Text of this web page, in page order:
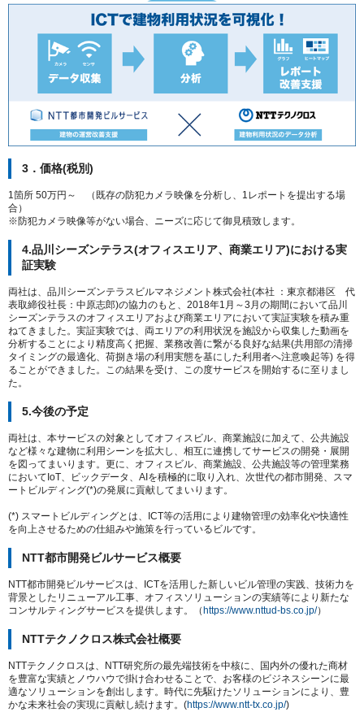
3．価格(税別)
1箇所 50万円～ （既存の防犯カメラ映像を分析し、1レポートを提出する場
合）
※防犯カメラ映像等がない場合、ニーズに応じて御見積致します。
4.品川シーズンテラス(オフィスエリア、商業エリア)における実
証実験
両社は、品川シーズンテラスビルマネジメント株式会社(本社 ：東京都港区 代
表取締役社長：中原志郎)の協力のもと、2018年1月～3月の期間において品川
シーズンテラスのオフィスエリアおよび商業エリアにおいて実証実験を積み重
ねてきました。実証実験では、両エリアの利用状況を施設から収集した動画を
分析することにより精度高く把握、業務改善に繋がる良好な結果(共用部の清掃
タイミングの最適化、荷捌き場の利用実態を基にした利用者へ注意喚起等) を得
ることができました。この結果を受け、この度サービスを開始するに至りまし
た。
5.今後の予定
両社は、本サービスの対象としてオフィスビル、商業施設に加えて、公共施設
など様々な建物に利用シーンを拡大し、相互に連携してサービスの開発・展開
を図ってまいります。更に、オフィスビル、商業施設、公共施設等の管理業務
においてIoT、ビックデータ、AIを積極的に取り入れ、次世代の都市開発、スマ
ートビルディング(*)の発展に貢献してまいります。
(*) スマートビルディングとは、ICT等の活用により建物管理の効率化や快適性
を向上させるための仕組みや施策を行っているビルです。
NTT都市開発ビルサービス概要
NTT都市開発ビルサービスは、ICTを活用した新しいビル管理の実践、技術力を
背景としたリニューアル工事、オフィスソリューションの実績等により新たな
コンサルティングサービスを提供します。（ https://www.nttud-bs.co.jp/）
NTTテクノクロス株式会社概要
NTTテクノクロスは、NTT研究所の最先端技術を中核に、国内外の優れた商材
を豊富な実績とノウハウで掛け合わせることで、お客様のビジネスシーンに最
適なソリューションを創出します。時代に先駆けたソリューションにより、豊
かな未来社会の実現に貢献し続けます。(https://www.ntt-tx.co.jp/)